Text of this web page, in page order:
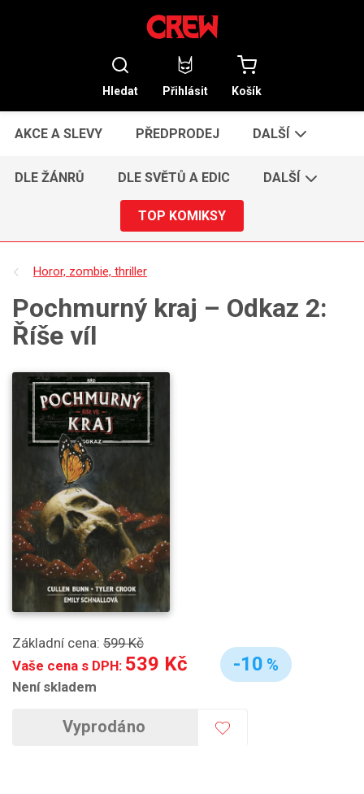
Hledat Přihlásit Košík
AKCE A SLEVY PŘEDPRODEJ DALŠÍ
DLE ŽÁNRŮ DLE SVĚTŮ A EDIC DALŠÍ
TOP KOMIKSY
Horor, zombie, thriller
Pochmurný kraj – Odkaz 2:
Říše víl
Základní cena: 599 Kč
Vaše cena s DPH: 539 Kč
Není skladem
-10 %
Vyprodáno